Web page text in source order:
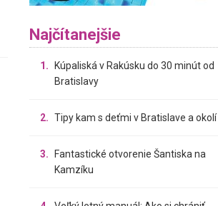
Najčítanejšie
1.
Kúpaliská v Rakúsku do 30 minút od
Bratislavy
2. Tipy kam s deťmi v Bratislave a okolí
3.
Fantastické otvorenie Šantiska na
Kamzíku